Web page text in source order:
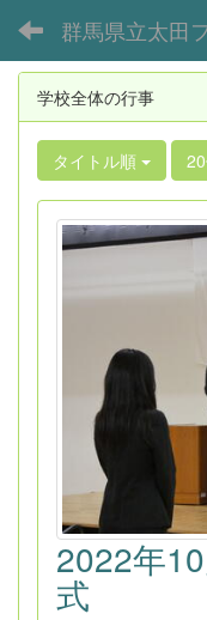
群馬県立太田
学校全体の行事
タイトル順
2022年
式